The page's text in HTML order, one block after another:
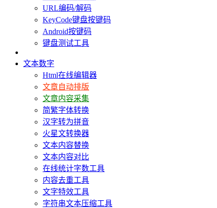
URL编码/解码
KeyCode键盘按键码
Android按键码
键盘测试工具
文本数字
Html在线编辑器
文章自动排版
文章内容采集
简繁字体转换
汉字转为拼音
火星文转换器
文本内容替换
文本内容对比
在线统计字数工具
内容去重工具
文字特效工具
字符串文本压缩工具